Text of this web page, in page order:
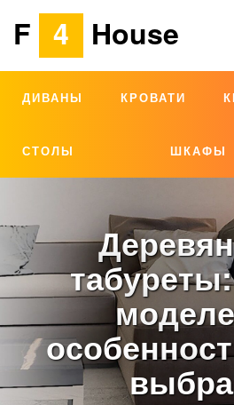
F 4 House
ДИВАНЫ КРОВАТИ
СТОЛЫ ШКАФЫ